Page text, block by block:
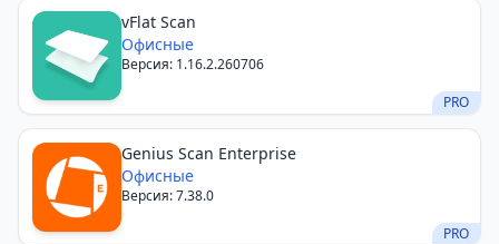
vFlat Scan
Офисные
Версия: 1.16.2.260706
PRO
Genius Scan Enterprise
Офисные
Версия: 7.38.0
PRO